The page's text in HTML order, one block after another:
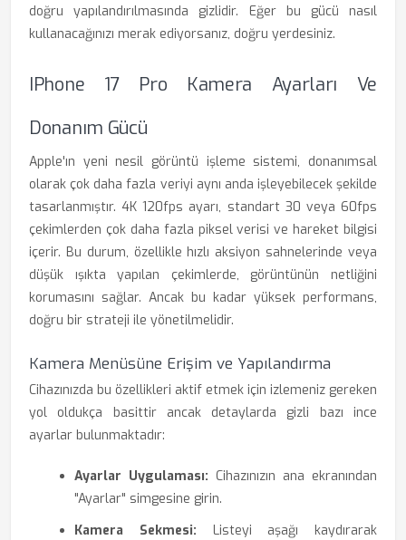
doğru yapılandırılmasında gizlidir. Eğer bu gücü nasıl
kullanacağınızı merak ediyorsanız, doğru yerdesiniz.
IPhone 17 Pro Kamera Ayarları Ve
Donanım Gücü
Apple'ın yeni nesil görüntü işleme sistemi, donanımsal
olarak çok daha fazla veriyi aynı anda işleyebilecek şekilde
tasarlanmıştır. 4K 120fps ayarı, standart 30 veya 60fps
çekimlerden çok daha fazla piksel verisi ve hareket bilgisi
içerir. Bu durum, özellikle hızlı aksiyon sahnelerinde veya
düşük ışıkta yapılan çekimlerde, görüntünün netliğini
korumasını sağlar. Ancak bu kadar yüksek performans,
doğru bir strateji ile yönetilmelidir.
Kamera Menüsüne Erişim ve Yapılandırma
Cihazınızda bu özellikleri aktif etmek için izlemeniz gereken
yol oldukça basittir ancak detaylarda gizli bazı ince
ayarlar bulunmaktadır:
Ayarlar Uygulaması: Cihazınızın ana ekranından
"Ayarlar" simgesine girin.
Kamera Sekmesi: Listeyi aşağı kaydırarak